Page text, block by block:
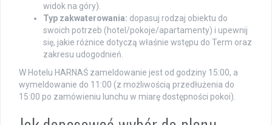
widok na góry).
Typ zakwaterowania: dopasuj rodzaj obiektu do
swoich potrzeb (hotel/pokoje/apartamenty) i upewnij
się, jakie różnice dotyczą właśnie wstępu do Term oraz
zakresu udogodnień.
W Hotelu HARNAŚ zameldowanie jest od godziny 15:00, a
wymeldowanie do 11:00 (z możliwością przedłużenia do
15:00 po zamówieniu lunchu w miarę dostępności pokoi).